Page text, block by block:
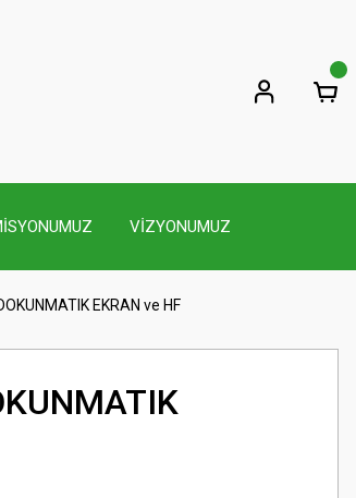
VİZYONUMUZ
EKRAN ve HF